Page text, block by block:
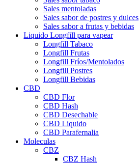
Sales mentoladas
Sales sabor de postres y dulces
Sales sabor a frutas y bebidas
Liquido Longfill para vapear
Longfill Tabaco
Longfill Frutas
Longfill Fríos/Mentolados
Longfill Postres
Longfill Bebidas
CBD
CBD Flor
CBD Hash
CBD Desechable
CBD Liquido
CBD Parafernalia
Moleculas
CBZ
CBZ Hash